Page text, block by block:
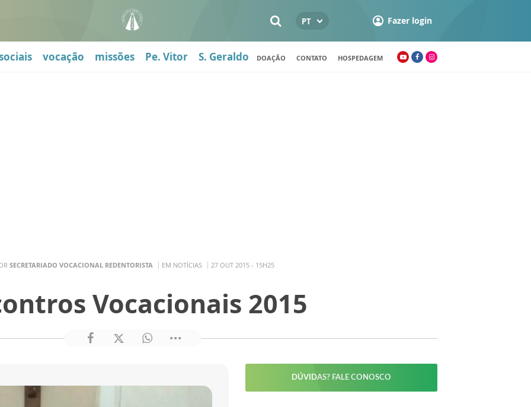
PT Fazer login
vocação missões Pe. Vitor S. Geraldo DOAÇÃO CONTATO HOSPEDAGEM
SECRETARIADO VOCACIONAL REDENTORISTA EM NOTÍCIAS 27 OUT 2015 - 15H25
Vocacionais 2015
DÚVIDAS? FALE CONOSCO